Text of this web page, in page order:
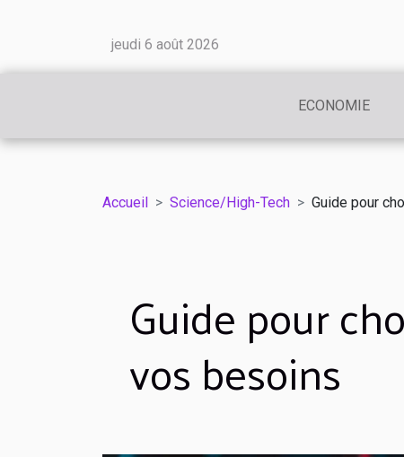
jeudi 6 août 2026
ECONOMIE
Accueil Science/High-Tech Guide pour
Guide pour
vos besoins